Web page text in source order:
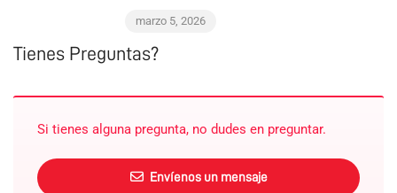
marzo 5, 2026
Tienes Preguntas?
Si tienes alguna pregunta, no dudes en preguntar.
Envíenos un mensaje